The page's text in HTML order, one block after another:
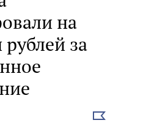
на
за
Выбрать